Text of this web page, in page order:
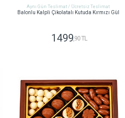
Aynı Gün Teslimat / Ücretsiz Teslimat
Balonlu Kalpli Çikolatalı Kutuda Kırmızı Gül
1499,90 TL